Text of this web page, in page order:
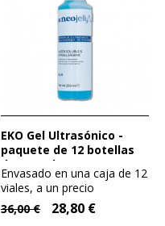
EKO Gel Ultrasónico -
paquete de 12 botellas
de 250 ml
Envasado en una caja de 12
viales, a un precio
competitivo, sin
comprometer...
36,00 € 28,80 €